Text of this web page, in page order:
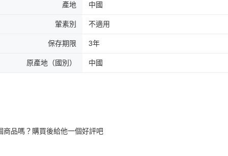
產地 中國
葷素別 不適用
保存期限 3年
原產地（國別） 中國
商品嗎？購買後給他一個好評吧